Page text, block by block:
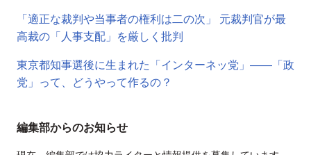
「適正な裁判や当事者の権利は二の次」 元裁判官が最
高裁の「人事支配」を厳しく批判
東京都知事選後に生まれた「インターネッ党」――「政
党」って、どうやって作るの？
編集部からのお知らせ